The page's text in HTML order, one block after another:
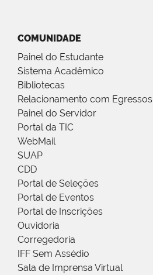
COMUNIDADE
Painel do Estudante
Sistema Acadêmico
Bibliotecas
Relacionamento com Egressos
Painel do Servidor
Portal da TIC
WebMail
SUAP
CDD
Portal de Seleções
Portal de Eventos
Portal de Inscrições
Ouvidoria
Corregedoria
IFF Sem Assédio
Sala de Imprensa Virtual